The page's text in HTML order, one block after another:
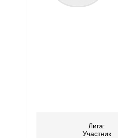
Лига:
Участник